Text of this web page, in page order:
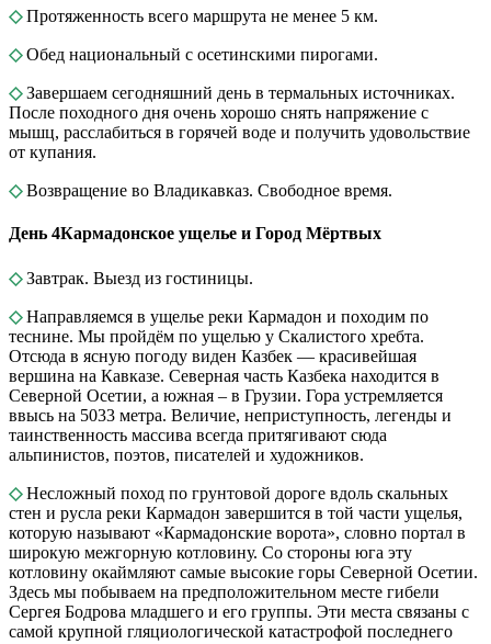
◇Протяженность всего маршрута не менее 5 км.
◇Обед национальный с осетинскими пирогами.
◇Завершаем сегодняшний день в термальных источниках.
После походного дня очень хорошо снять напряжение с
мышц, расслабиться в горячей воде и получить удовольствие
от купания.
◇Возвращение во Владикавказ. Свободное время.
День 4Кармадонское ущелье и Город Мёртвых
◇Завтрак. Выезд из гостиницы.
◇Направляемся в ущелье реки Кармадон и походим по
теснине. Мы пройдём по ущелью у Скалистого хребта.
Отсюда в ясную погоду виден Казбек — красивейшая
вершина на Кавказе. Северная часть Казбека находится в
Северной Осетии, а южная – в Грузии. Гора устремляется
ввысь на 5033 метра. Величие, неприступность, легенды и
таинственность массива всегда притягивают сюда
альпинистов, поэтов, писателей и художников.
◇Несложный поход по грунтовой дороге вдоль скальных
стен и русла реки Кармадон завершится в той части ущелья,
которую называют «Кармадонские ворота», словно портал в
широкую межгорную котловину. Со стороны юга эту
котловину окаймляют самые высокие горы Северной Осетии.
Здесь мы побываем на предположительном месте гибели
Сергея Бодрова младшего и его группы. Эти места связаны с
самой крупной гляциологической катастрофой последнего